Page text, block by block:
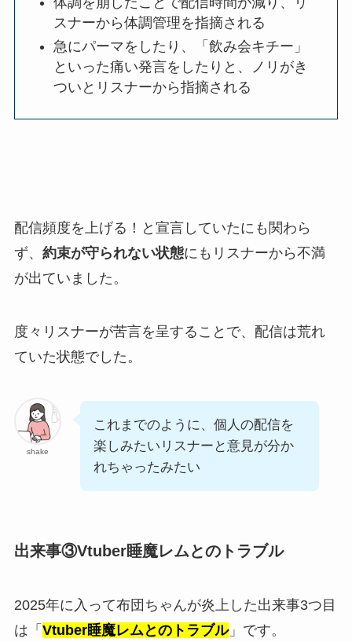
スナーから体調管理を指摘される
急にパーマをしたり、「飲み会キチー」
といった痛い発言をしたりと、ノリがき
ついとリスナーから指摘される
配信頻度を上げる！と宣言していたにも関わら
ず、 約束が守られない状態にもリスナーから不満
が出ていました。
度々リスナーが苦言を呈することで、配信は荒れ
ていた状態でした。
shake
これまでのように、個人の配信を
楽しみたいリスナーと意見が分か
れちゃったみたい
出来事③Vtuber睡魔レムとのトラブル
2025年に入って布団ちゃんが炎上した出来事3つ目
は「 Vtuber睡魔レムとのトラブル」です。